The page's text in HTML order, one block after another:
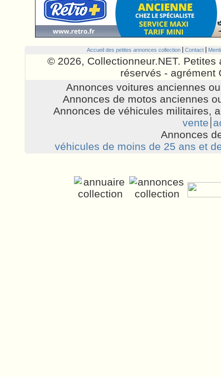
Accueil des petites annonces collection Contact
© 2026, Collectionneur.NET.
réservés - agrément
Annonces voitures anciennes
Annonces de motos anciennes
Annonces de véhicules militaires,
vente
Annonces
véhicules de moins de 25 ans et